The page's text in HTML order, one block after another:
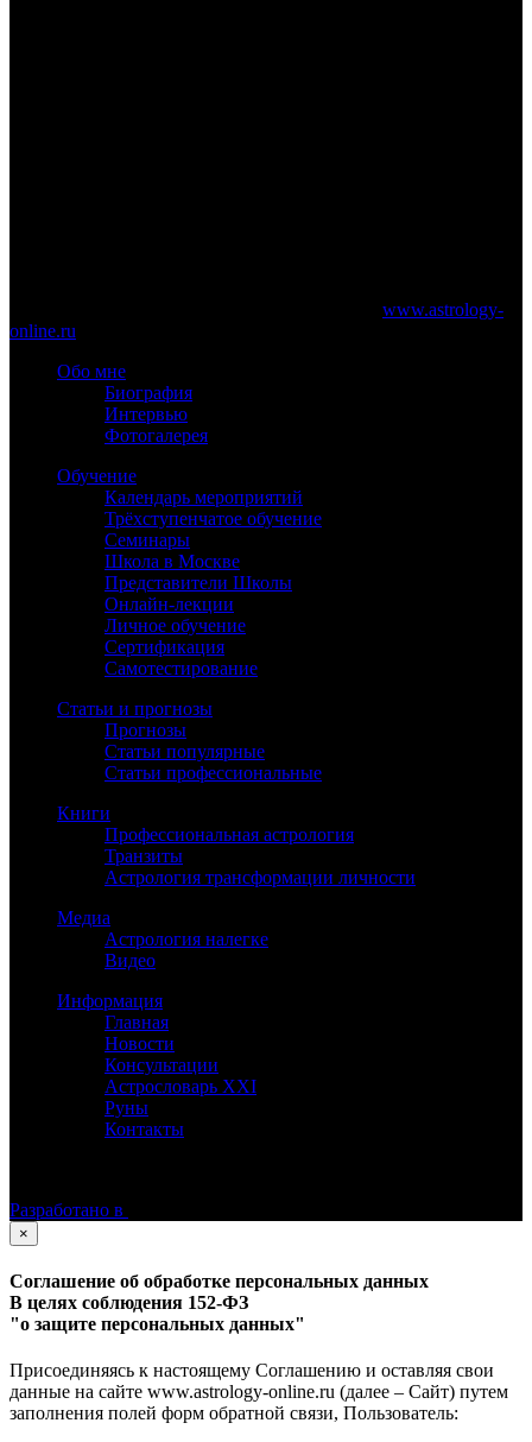
www.astrology-
online.ru
Обо мне
Биография
Интервью
Фотогалерея
Обучение
Календарь мероприятий
Трёхступенчатое обучение
Семинары
Школа в Москве
Представители Школы
Онлайн-лекции
Личное обучение
Сертификация
Самотестирование
Статьи и прогнозы
Прогнозы
Статьи популярные
Статьи профессиональные
Книги
Профессиональная астрология
Транзиты
Астрология трансформации личности
Медиа
Астрология налегке
Видео
Информация
Главная
Новости
Консультации
Астрословарь XXI
Руны
Контакты
Разработано в
×
Соглашение об обработке персональных данных
В целях соблюдения 152-ФЗ
"о защите персональных данных"
Присоединяясь к настоящему Соглашению и оставляя свои
данные на сайте www.astrology-online.ru (далее – Сайт) путем
заполнения полей форм обратной связи, Пользователь: